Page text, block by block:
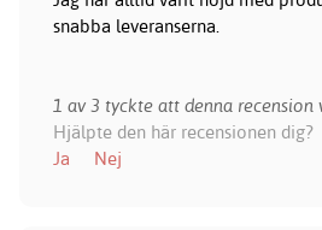
snabba leveranserna.
1 av 3 tyckte att denna recension
Hjälpte den här recensionen dig?
Ja
Nej